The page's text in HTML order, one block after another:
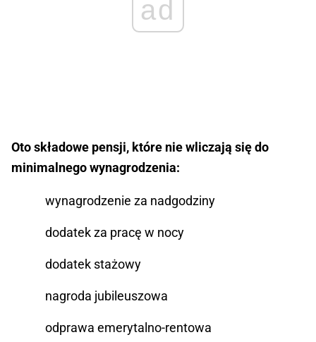
ad
Oto składowe pensji, które nie wliczają się do
minimalnego wynagrodzenia:
wynagrodzenie za nadgodziny
dodatek za pracę w nocy
dodatek stażowy
nagroda jubileuszowa
odprawa emerytalno-rentowa